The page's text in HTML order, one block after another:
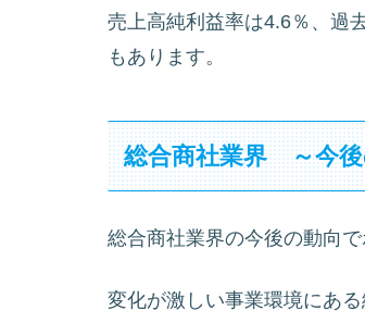
売上高純利益率は4.6％、過
もあります。
総合商社業界 ～今後
総合商社業界の今後の動向
変化が激しい事業環境にあ